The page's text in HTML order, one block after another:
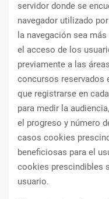
servidor donde se
navegador utilizado
la navegación sea
el acceso de los
previamente a las
concursos reservados
que registrarse en
para medir la
el progreso y número
casos cookies
beneficiosas para el
cookies prescindibles
usuario.